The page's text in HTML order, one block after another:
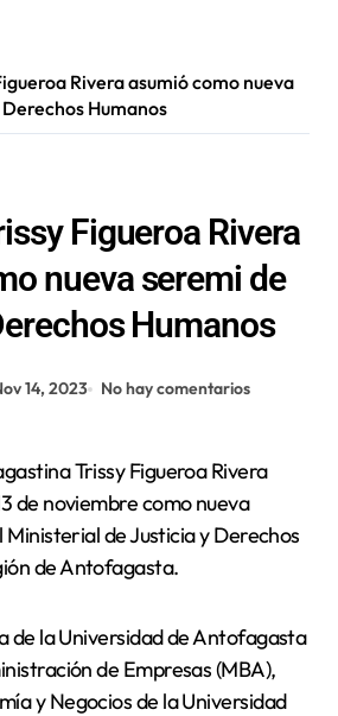
Rivera asumió como nueva
Humanos
Figueroa Rivera
nueva seremi de
Humanos
14, 2023 No hay comentarios
de noviembre como nueva
de Justicia y Derechos
de Antofagasta.
de la Universidad de Antofagasta
de Empresas (MBA),
y Negocios de la Universidad